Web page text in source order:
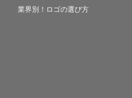
業界別！ロゴの選び方